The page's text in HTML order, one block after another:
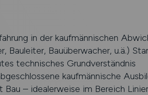
in der kaufmännischen
Bauleiter, Bauüberwacher, u.ä.)
technisches Grundverständnis
kaufmännische
Bau – idealerweise im Bereich